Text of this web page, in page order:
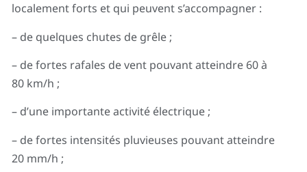
localement forts et qui peuvent s’accompagner :
– de quelques chutes de grêle ;
– de fortes rafales de vent pouvant atteindre 60 à
80 km/h ;
– d’une importante activité électrique ;
– de fortes intensités pluvieuses pouvant atteindre
20 mm/h ;